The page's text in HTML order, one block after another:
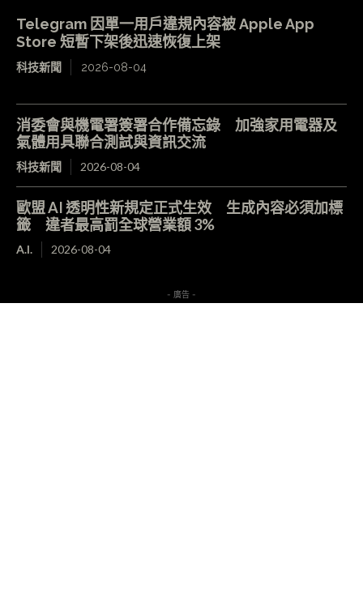
Telegram 因單一用戶違規內容被 Apple App
Store 短暫下架後迅速恢復上架
科技新聞 2026-08-04
消委會與機電署簽署合作備忘錄 加強家用電器及
氣體用具聯合測試與資訊交流
科技新聞 2026-08-04
歐盟 AI 透明性新規定正式生效 生成內容必須加標
籤 違者最高罰全球營業額 3%
A.I. 2026-08-04
- 廣告 -